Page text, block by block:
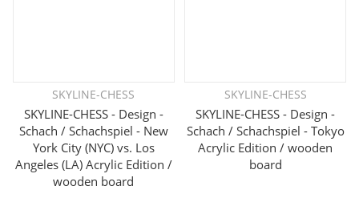
SKYLINE-CHESS
SKYLINE-CHESS - Design -
Schach / Schachspiel - New
York City (NYC) vs. Los
Angeles (LA) Acrylic Edition /
wooden board
SKYLINE-CHESS
SKYLINE-CHESS - Design -
Schach / Schachspiel - Tokyo
Acrylic Edition / wooden
board